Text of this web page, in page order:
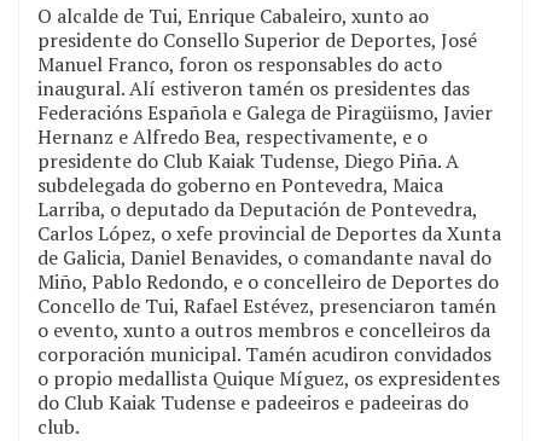
O alcalde de Tui, Enrique Cabaleiro, xunto ao
presidente do Consello Superior de Deportes, José
Manuel Franco, foron os responsables do acto
inaugural. Alí estiveron tamén os presidentes das
Federacións Española e Galega de Piragüismo, Javier
Hernanz e Alfredo Bea, respectivamente, e o
presidente do Club Kaiak Tudense, Diego Piña. A
subdelegada do goberno en Pontevedra, Maica
Larriba, o deputado da Deputación de Pontevedra,
Carlos López, o xefe provincial de Deportes da Xunta
de Galicia, Daniel Benavides, o comandante naval do
Miño, Pablo Redondo, e o concelleiro de Deportes do
Concello de Tui, Rafael Estévez, presenciaron tamén
o evento, xunto a outros membros e concelleiros da
corporación municipal. Tamén acudiron convidados
o propio medallista Quique Míguez, os expresidentes
do Club Kaiak Tudense e padeeiros e padeeiras do
club.